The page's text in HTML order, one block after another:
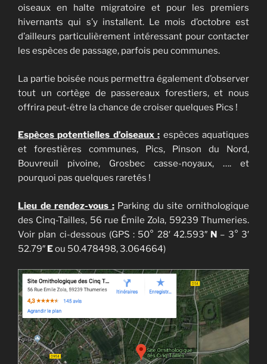
oiseaux en halte migratoire et pour les premiers
hivernants qui s’y installent. Le mois d’octobre est
d’ailleurs particulièrement intéressant pour contacter
les espèces de passage, parfois peu communes.
La partie boisée nous permettra également d’observer
tout un cortège de passereaux forestiers, et nous
offrira peut-être la chance de croiser quelques Pics !
Espèces potentielles d’oiseaux : espèces aquatiques
et forestières communes, Pics, Pinson du Nord,
Bouvreuil pivoine, Grosbec casse-noyaux, …. et
pourquoi pas quelques raretés !
Lieu de rendez-vous :Parking du site ornithologique
des Cinq-Tailles, 56 rue Émile Zola, 59239 Thumeries.
Voir plan ci-dessous (GPS : 50° 28′ 42.593″ N – 3° 3′
52.79″ Eou 50.478498, 3.064664)